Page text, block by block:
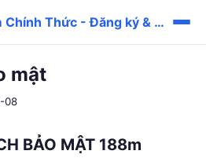
188m - Tải 188m Chính Thức - Đăng ký & Đăng nhập An Toàn
mật
08
BẢO MẬT 188m